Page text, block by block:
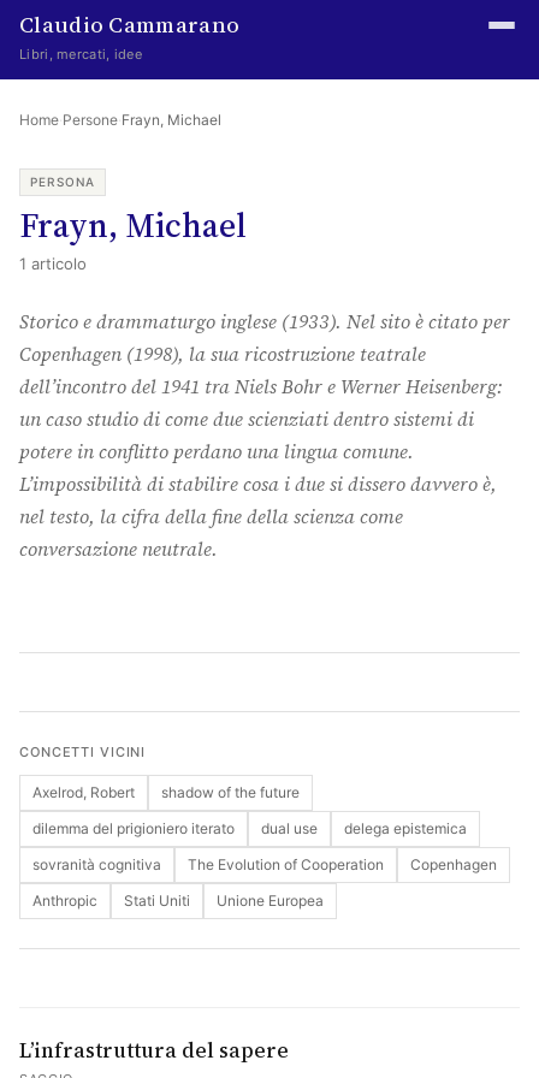
Claudio Cammarano
Libri, mercati, idee
Home
Writings
Curated
Learning log
Irene Media
Indice
About
The Abstract
Home·Persone·Frayn, Michael
PERSONA
Frayn, Michael
1 articolo
Storico e drammaturgo inglese (1933). Nel sito è citato per
Copenhagen (1998), la sua ricostruzione teatrale
dell’incontro del 1941 tra Niels Bohr e Werner Heisenberg:
un caso studio di come due scienziati dentro sistemi di
potere in conflitto perdano una lingua comune.
L’impossibilità di stabilire cosa i due si dissero davvero è,
nel testo, la cifra della fine della scienza come
conversazione neutrale.
CONCETTI VICINI
Axelrod, Robert
shadow of the future
dilemma del prigioniero iterato
dual use
delega epistemica
sovranità cognitiva
The Evolution of Cooperation
Copenhagen
Anthropic
Stati Uniti Unione Europea
L’infrastruttura del sapere